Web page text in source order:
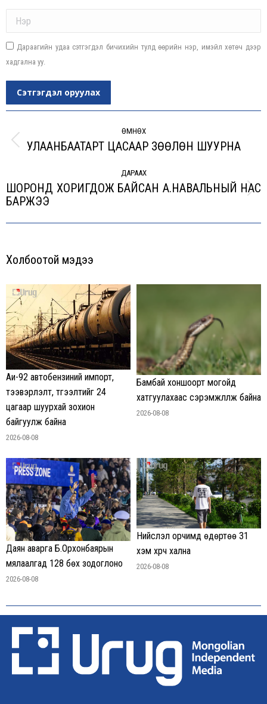
Дараагийн удаа сэтгэгдэл бичихийн тулд өөрийн нэр, имэйл хөтөч дээр
хадгална уу.
Сэтгэгдэл оруулах
navigation
ӨМНӨХ
Previous
УЛААНБААТАРТ ЦАСААР ЗӨӨЛӨН ШУУРНА
ДАРААХ
Next
ШОРОНД ХОРИГДОЖ БАЙСАН А.НАВАЛЬНЫЙ НАС
БАРЖЭЭ
Холбоотой мэдээ
Аи-92 автобензиний импорт,
тээвэрлэлт, түгээлтийг 24
цагаар шуурхай зохион
байгуулж байна
2026-08-08
Бамбай хоншоорт могойд
хатгуулахаас сэрэмжлүүлж байна
2026-08-08
Даян аварга Б.Орхонбаярын
мялаалгад 128 бөх зодоглоно
2026-08-08
Нийслэл орчимд өдөртөө 31
хэм хүрч хална
2026-08-08